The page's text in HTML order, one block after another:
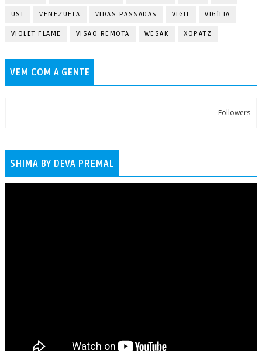
USL VENEZUELA VIDAS PASSADAS VIGIL VIGÍLIA
VIOLET FLAME VISÃO REMOTA WESAK XOPATZ
VEM COM A GENTE
Followers
SHIMA BY DEVA PREMAL